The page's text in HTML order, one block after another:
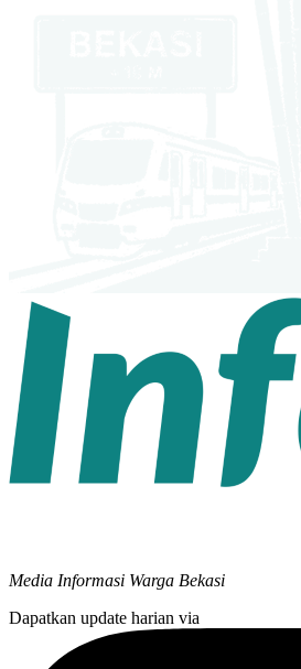
Media Informasi Warga Bekasi
Dapatkan update harian via